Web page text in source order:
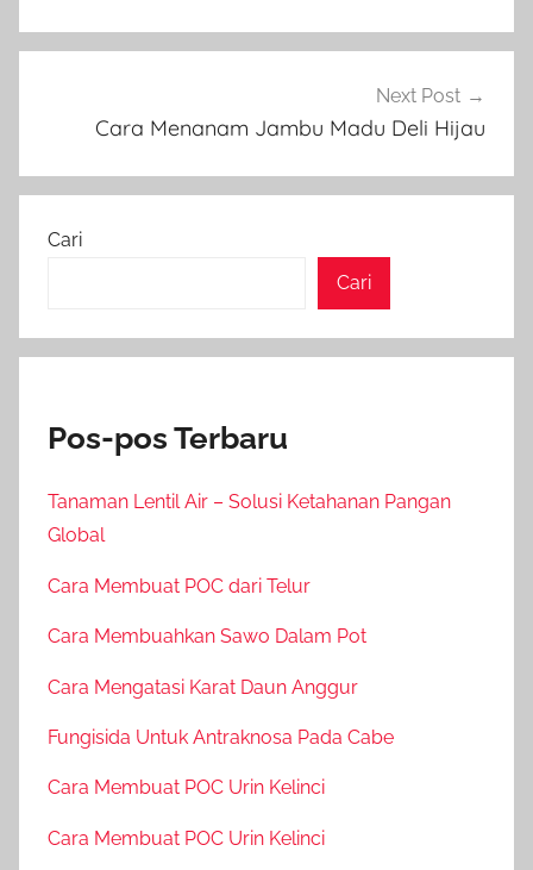
Next Post
Cara Menanam Jambu Madu Deli Hijau
Cari
Cari
Pos-pos Terbaru
Tanaman Lentil Air – Solusi Ketahanan Pangan
Global
Cara Membuat POC dari Telur
Cara Membuahkan Sawo Dalam Pot
Cara Mengatasi Karat Daun Anggur
Fungisida Untuk Antraknosa Pada Cabe
Cara Membuat POC Urin Kelinci
Cara Membuat POC Urin Kelinci